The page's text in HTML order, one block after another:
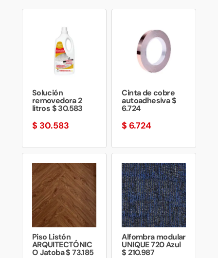
Solución
removedora 2
litros $ 30.583
$ 30.583
Cinta de cobre
autoadhesiva $
6.724
$ 6.724
Piso Listón
ARQUITECTÓNIC
O Jatoba $ 73.185
Alfombra modular
UNIQUE 720 Azul
$ 210.987